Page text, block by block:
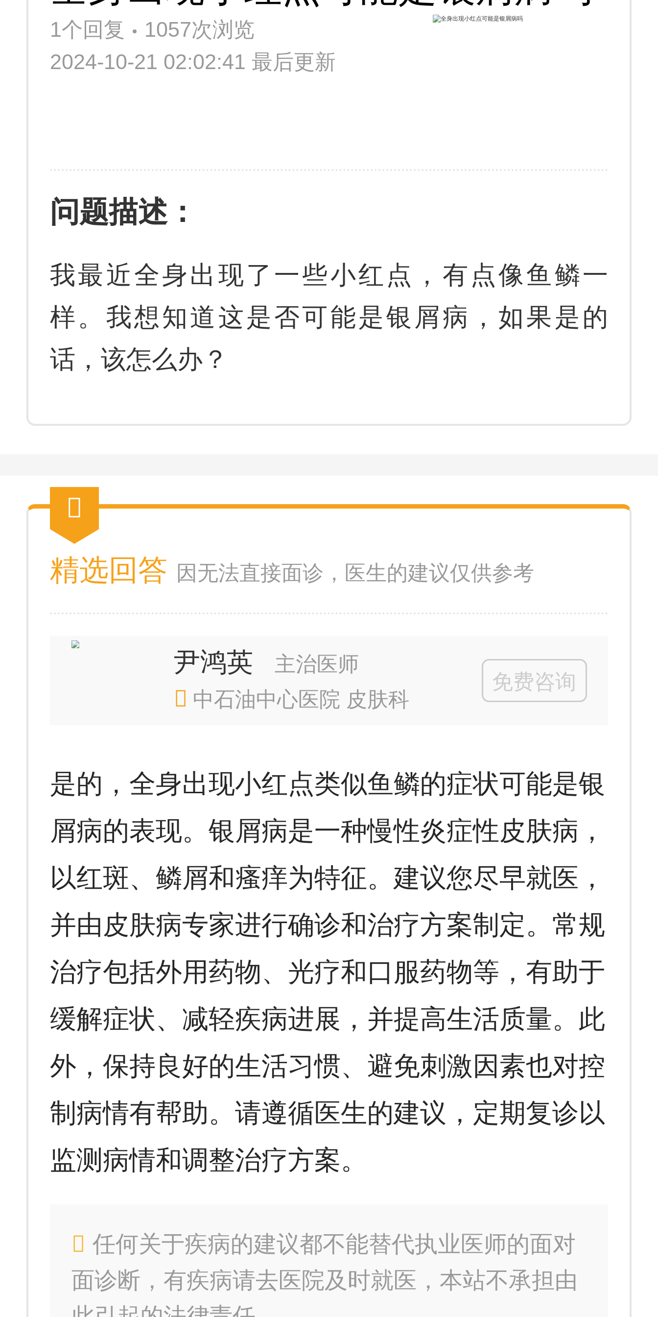
1个回复
1057次浏览
2024-10-21 02:02:41 最后更新
问题描述：
我最近全身出现了一些小红点，有点像鱼鳞一
样。我想知道这是否可能是银屑病，如果是的
话，该怎么办？
精选回答 因无法直接面诊，医生的建议仅供参考
尹鸿英
主治医师
中石油中心医院 皮肤科
免费咨询
是的，全身出现小红点类似鱼鳞的症状可能是银
屑病的表现。银屑病是一种慢性炎症性皮肤病，
以红斑、鳞屑和瘙痒为特征。建议您尽早就医，
并由皮肤病专家进行确诊和治疗方案制定。常规
治疗包括外用药物、光疗和口服药物等，有助于
缓解症状、减轻疾病进展，并提高生活质量。此
外，保持良好的生活习惯、避免刺激因素也对控
制病情有帮助。请遵循医生的建议，定期复诊以
监测病情和调整治疗方案。
任何关于疾病的建议都不能替代执业医师的面对
面诊断，有疾病请去医院及时就医，本站不承担由